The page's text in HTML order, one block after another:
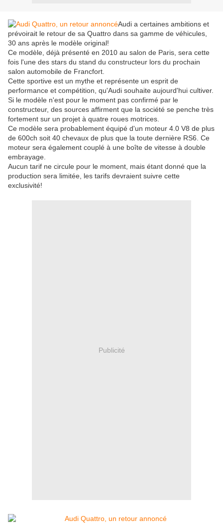
Audi a certaines ambitions et
prévoirait le retour de sa Quattro dans sa gamme de véhicules,
30 ans après le modèle original!
Ce modèle, déjà présenté en 2010 au salon de Paris, sera cette
fois l'une des stars du stand du constructeur lors du prochain
salon automobile de Francfort.
Cette sportive est un mythe et représente un esprit de
performance et compétition, qu'Audi souhaite aujourd'hui cultiver.
Si le modèle n'est pour le moment pas confirmé par le
constructeur, des sources affirment que la société se penche très
fortement sur un projet à quatre roues motrices.
Ce modèle sera probablement équipé d'un moteur 4.0 V8 de plus
de 600ch soit 40 chevaux de plus que la toute dernière RS6. Ce
moteur sera également couplé à une boîte de vitesse à double
embrayage.
Aucun tarif ne circule pour le moment, mais étant donné que la
production sera limitée, les tarifs devraient suivre cette
exclusivité!
Publicité